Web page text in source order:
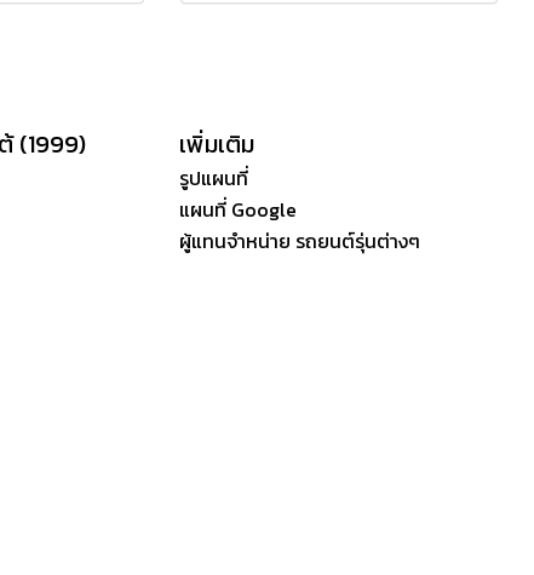
(1999)
เพิ่มเติม
รูปแผนที่
แผนที่ Google
ผู้แทนจำหน่าย รถยนต์รุ่นต่างๆ